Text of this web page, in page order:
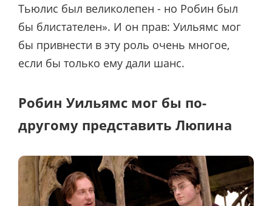
Тьюлис был великолепен - но Робин был
бы блистателен». И он прав: Уильямс мог
бы привнести в эту роль очень многое,
если бы только ему дали шанс.
Робин Уильямс мог бы по-
другому представить Люпина